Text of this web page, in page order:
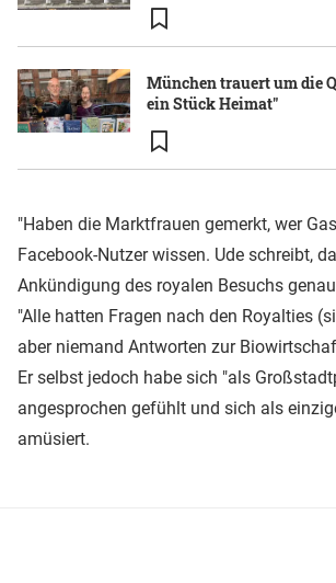
München trauert um die
ein Stück Heimat"
"Haben die Marktfrauen gemerkt, wer
Facebook-Nutzer wissen. Ude schreibt,
Ankündigung des royalen Besuchs
"Alle hatten Fragen nach den Royalties
aber niemand Antworten zur
Er selbst jedoch habe sich "als
angesprochen gefühlt und sich als
amüsiert.